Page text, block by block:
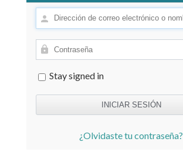
Stay signed in
¿Olvidaste tu contraseña?